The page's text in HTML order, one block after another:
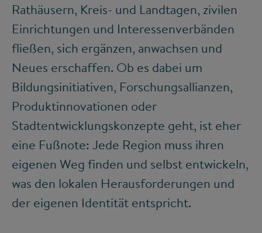
Rathäusern, Kreis- und Landtagen, zivilen
Einrichtungen und Interessenverbänden
fließen, sich ergänzen, anwachsen und
Neues erschaffen. Ob es dabei um
Bildungsinitiativen, Forschungsallianzen,
Produktinnovationen oder
Stadtentwicklungskonzepte geht, ist eher
eine Fußnote: Jede Region muss ihren
eigenen Weg finden und selbst entwickeln,
was den lokalen Herausforderungen und
der eigenen Identität entspricht.